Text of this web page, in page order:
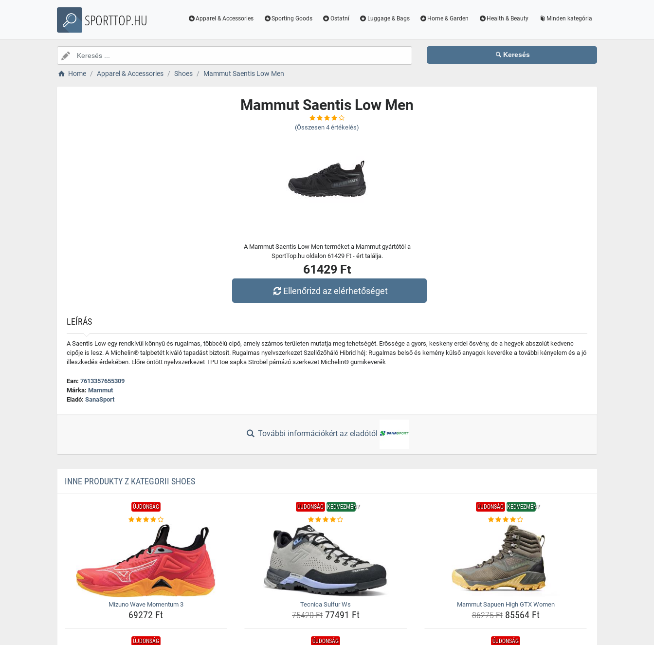
SPORTTOP.HU Apparel & Accessories Sporting Goods Ostatní Luggage & Bags Home & Garden Health & Beauty Minden kategória
Keresés
Home Apparel & Accessories Shoes Mammut Saentis Low Men
Mammut Saentis Low Men
(Összesen 4 értékelés)
A Mammut Saentis Low Men terméket a Mammut gyártótól a
SportTop.hu oldalon 61429 Ft - ért találja.
61429 Ft
Ellenőrizd az elérhetőséget
LEÍRÁS
A Saentis Low egy rendkívül könnyű és rugalmas, többcélú cipő, amely számos területen mutatja meg tehetségét. Erőssége a gyors, keskeny erdei ösvény, de a hegyek abszolút kedvenc
cipője is lesz. A Michelin® talpbetét kiváló tapadást biztosít. Rugalmas nyelvszerkezet Szellőzőháló Hibrid héj: Rugalmas belső és kemény külső anyagok keveréke a további kényelem és a jó
illeszkedés érdekében. Előre öntött nyelvszerkezet TPU toe sapka Strobel párnázó szerkezet Michelin® gumikeverék
Ean: 7613357655309
Márka: Mammut
Eladó: SanaSport
További információkért az eladótól
INNE PRODUKTY Z KATEGORII SHOES
ÚJDONSÁG
Mizuno Wave Momentum 3
69272 Ft
ÚJDONSÁG KEDVEZMÉNY
Tecnica Sulfur Ws
75420 Ft77491 Ft
ÚJDONSÁG KEDVEZMÉNY
Mammut Sapuen High GTX Women
86275 Ft85564 Ft
ÚJDONSÁG ÚJDONSÁG ÚJDONSÁG